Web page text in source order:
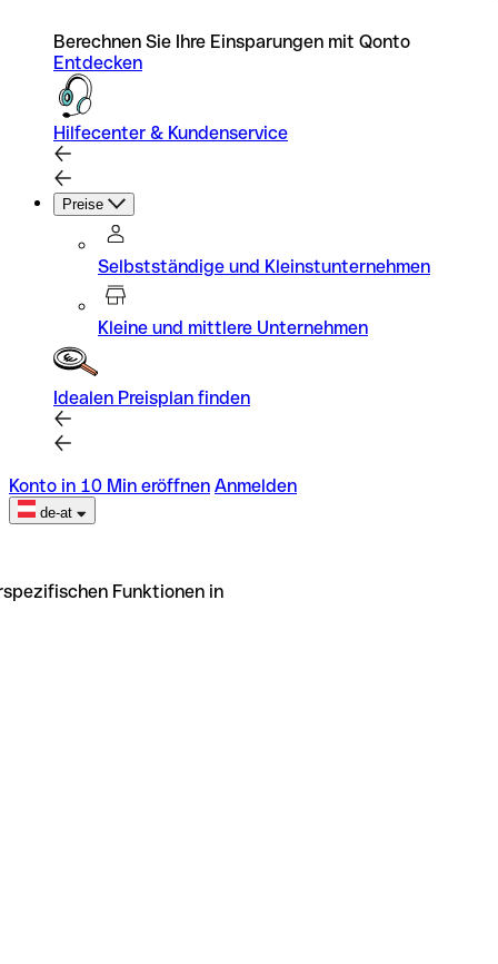
Berechnen Sie Ihre Einsparungen mit Qonto
Entdecken
Hilfecenter & Kundenservice
Preise
Selbstständige und Kleinstunternehmen
Kleine und mittlere Unternehmen
Idealen Preisplan finden
Konto in 10 Min eröffnen Anmelden
de-at
Funktionen in